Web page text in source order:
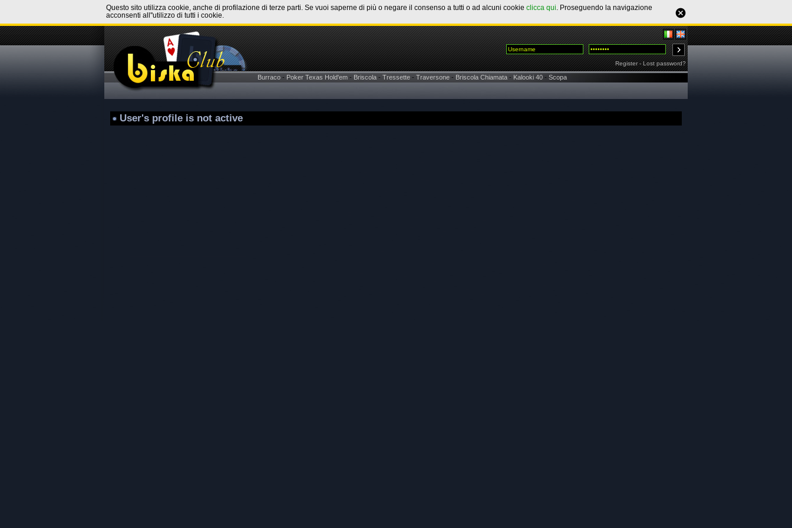
Questo sito utilizza cookie, anche di profilazione di terze parti. Se vuoi saperne di più o negare il consenso a tutti o ad alcuni cookie clicca qui. Proseguendo la navigazione
acconsenti all''utilizzo di tutti i cookie.
Register - Lost password?
Burraco - Poker Texas Hold'em - Briscola - Tressette - Traversone - Briscola Chiamata - Kalooki 40 - Scopa
User's profile is not active